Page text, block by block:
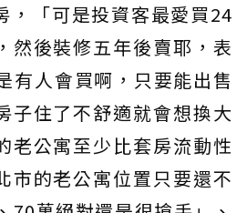
，「可是投資客最愛買24
然後裝修五年後賣耶，表
有人會買啊，只要能出售
子住了不舒適就會想換大
老公寓至少比套房流動性
市的老公寓位置只要還不